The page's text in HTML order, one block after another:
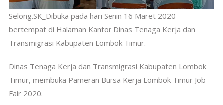
Selong.SK_Dibuka pada hari Senin 16 Maret 2020
bertempat di Halaman Kantor Dinas Tenaga Kerja dan
Transmigrasi Kabupaten Lombok Timur.
Dinas Tenaga Kerja dan Transmigrasi Kabupaten Lombok
Timur, membuka Pameran Bursa Kerja Lombok Timur Job
Fair 2020.